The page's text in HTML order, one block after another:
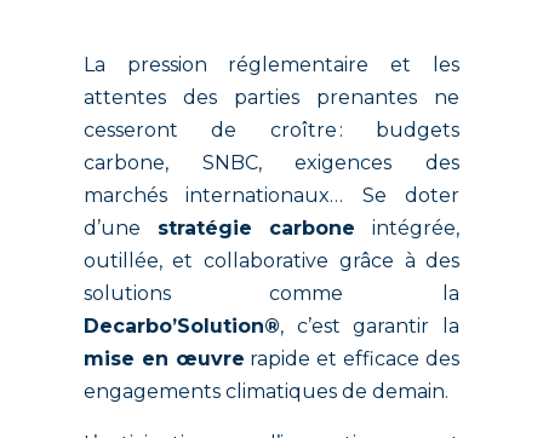
La pression réglementaire et les
attentes des parties prenantes ne
cesseront de croître : budgets
carbone, SNBC, exigences des
marchés internationaux… Se doter
d’une stratégie carbone intégrée,
outillée, et collaborative grâce à des
solutions comme la
Decarbo’Solution®, c’est garantir la
mise en œuvre rapide et efficace des
engagements climatiques de demain.